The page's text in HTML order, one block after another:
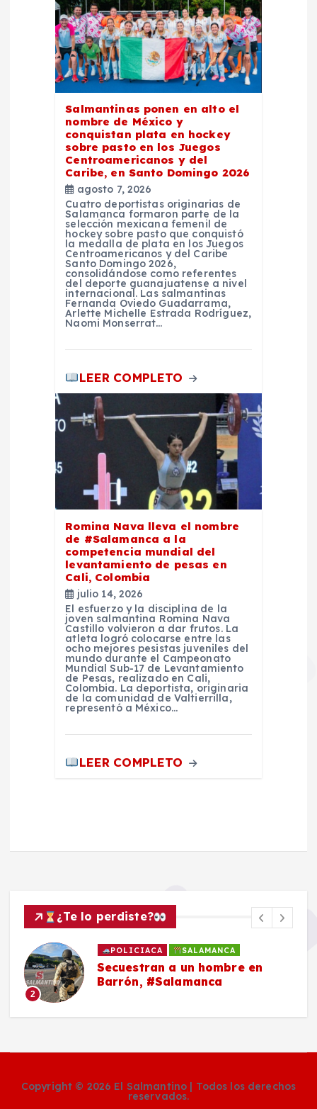
Salmantinas ponen en alto el
nombre de México y
conquistan plata en hockey
sobre pasto en los Juegos
Centroamericanos y del
Caribe, en Santo Domingo 2026
agosto 7, 2026
Cuatro deportistas originarias de
Salamanca formaron parte de la
selección mexicana femenil de
hockey sobre pasto que conquistó
la medalla de plata en los Juegos
Centroamericanos y del Caribe
Santo Domingo 2026,
consolidándose como referentes
del deporte guanajuatense a nivel
internacional. Las salmantinas
Fernanda Oviedo Guadarrama,
Arlette Michelle Estrada Rodríguez,
Naomi Monserrat…
LEER COMPLETO
Romina Nava lleva el nombre
de #Salamanca a la
competencia mundial del
levantamiento de pesas en
Cali, Colombia
julio 14, 2026
El esfuerzo y la disciplina de la
joven salmantina Romina Nava
Castillo volvieron a dar frutos. La
atleta logró colocarse entre las
ocho mejores pesistas juveniles del
mundo durante el Campeonato
Mundial Sub-17 de Levantamiento
de Pesas, realizado en Cali,
Colombia. La deportista, originaria
de la comunidad de Valtierrilla,
representó a México…
LEER COMPLETO
¿Te lo perdiste?
2
POLICIACA SALAMANCA
Secuestran a un hombre en
Barrón, #Salamanca
Copyright © 2026 El Salmantino | Todos los derechos
reservados.